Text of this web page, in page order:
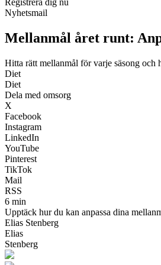
Registrera dig nu
Nyhetsmail
Mellanmål året runt:
Hitta rätt mellanmål för varje säsong och
Diet
Diet
Dela med omsorg
X
Facebook
Instagram
LinkedIn
YouTube
Pinterest
TikTok
Mail
RSS
6 min
Upptäck hur du kan anpassa dina
Elias Stenberg
Elias
Stenberg